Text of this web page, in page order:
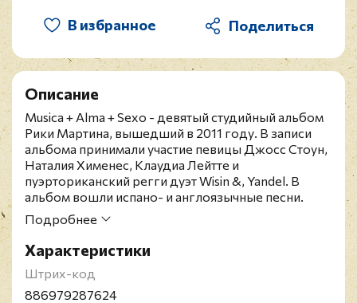
В избранное
Описание
Musica + Alma + Sexo - девятый студийный альбом
Рики Мартина, вышедший в 2011 году. В записи
альбома принимали участие певицы Джосс Стоун,
Наталия Хименес, Клаудиа Лейтте и
пуэрториканский регги дуэт Wisin &, Yandel. В
альбом вошли испано- и англоязычные песни.
"Musica + Alma + Sexo" завоевал бриллиантовый
статус, разойдясь к 2015 году в количестве более
300 000 копий по всему миру. Издание на CD.
Энрике Мартин Моралес - пуэрто-риканский
певец, музыкант, актёр и писатель. Мартин начал
свою карьеру в 12 лет в мальчишеской поп-группе
Подробнее
Характеристики
Штрих-код
886979287624